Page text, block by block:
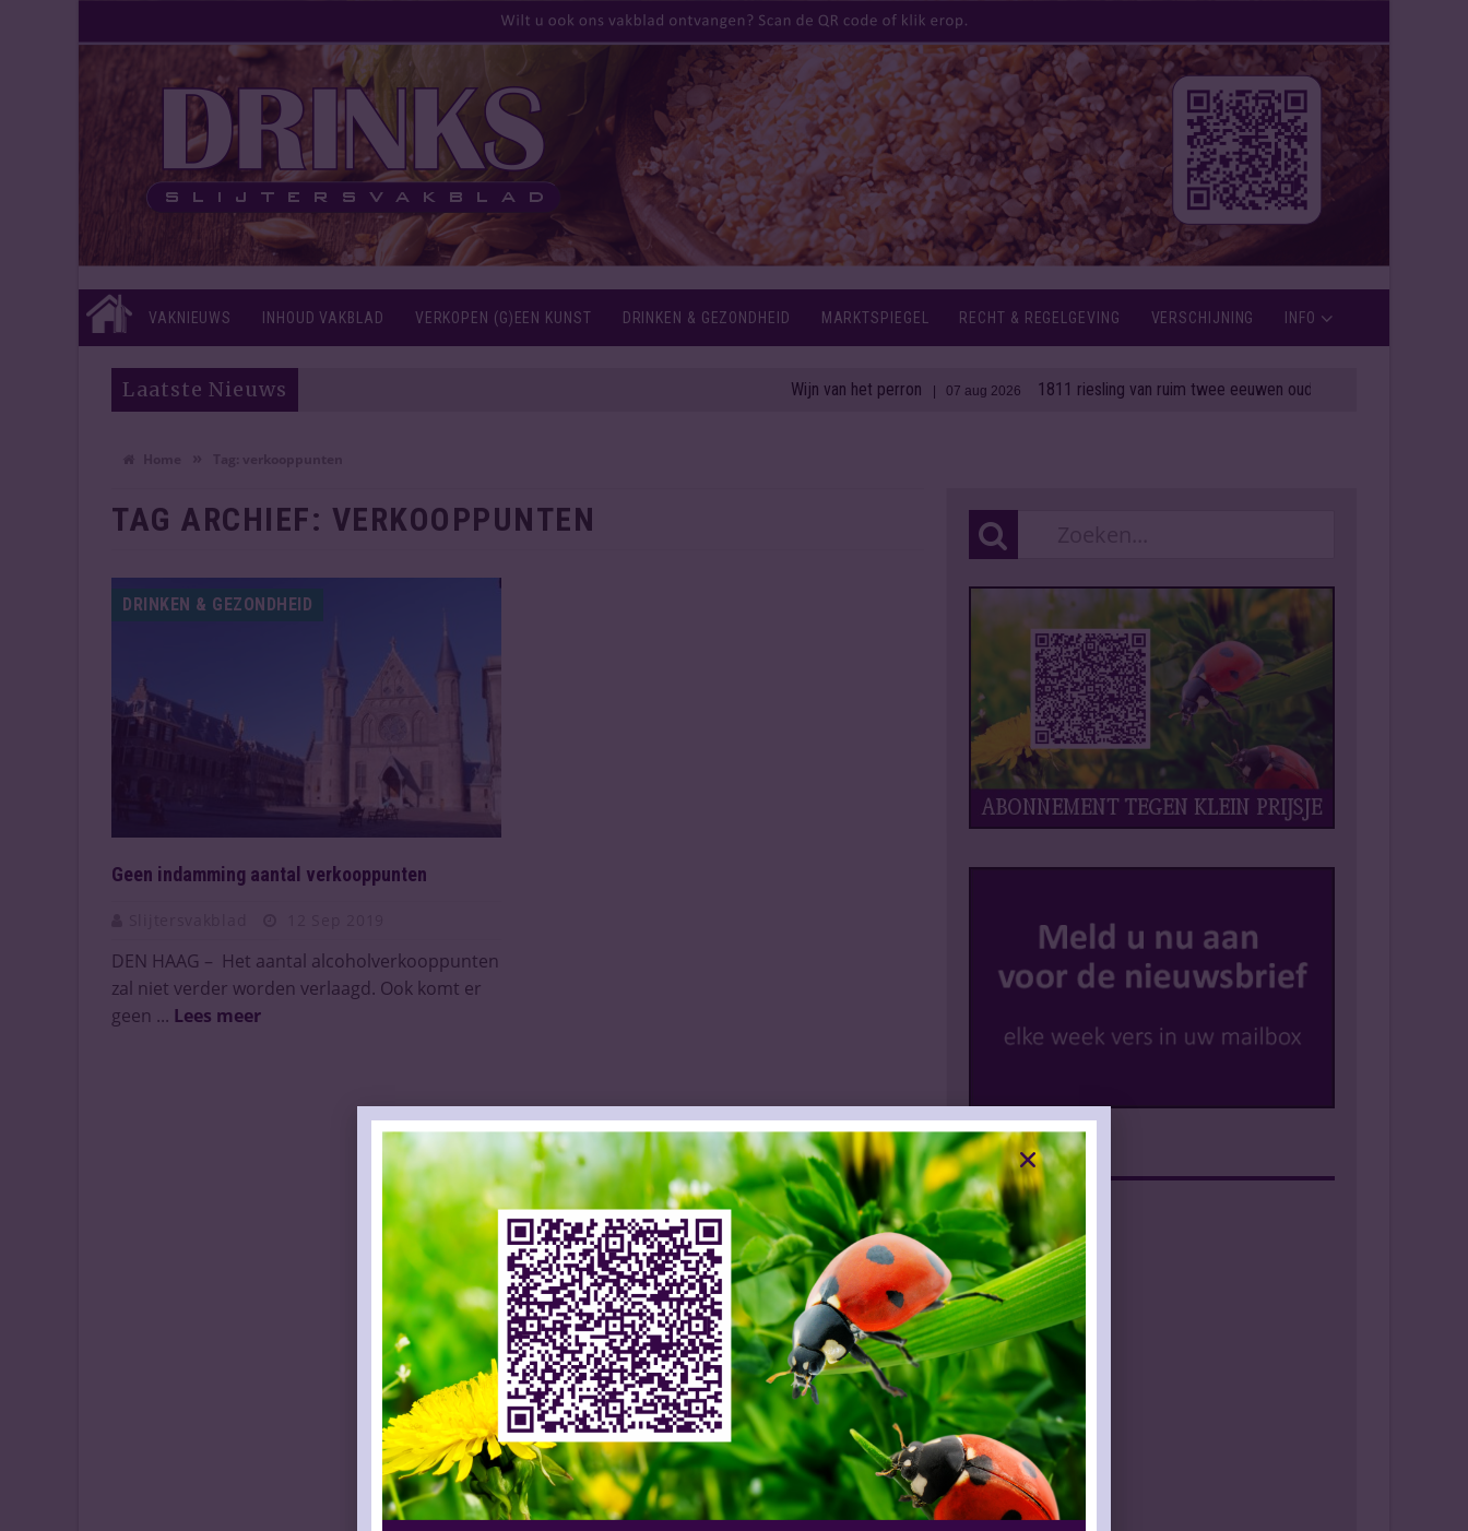
VAKNIEUWS INHOUD VAKBLAD VERKOPEN (G)EEN KUNST DRINKEN & GEZONDHEID MARKTSPIEGEL RECHT & REGELGEVING VERSCHIJNING INFO
Laatste Nieuws Wijn van het perron| 07 aug 2026 1811 riesling van ruim twee eeuwen oud onder de hamer
TAG ARCHIEF: VERKOOPPUNTEN
DRINKEN & GEZONDHEID
Geen indamming aantal verkooppunten
DEN HAAG – Het aantal alcoholverkooppunten
zal niet verder worden verlaagd. Ook komt er
geen ... Lees meer
Instagram